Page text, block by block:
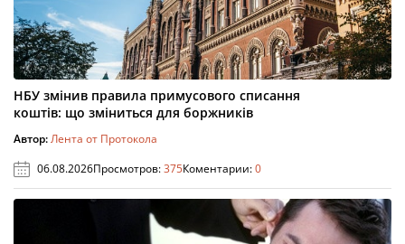
НБУ змінив правила примусового списання
коштів: що зміниться для боржників
Автор:Лента от Протокола
06.08.2026Просмотров:375Коментарии:0